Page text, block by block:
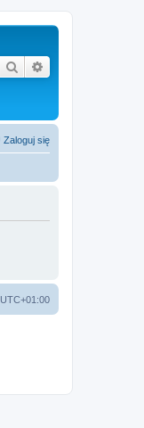
Szukaj
Zaloguj się
UTC+01:00